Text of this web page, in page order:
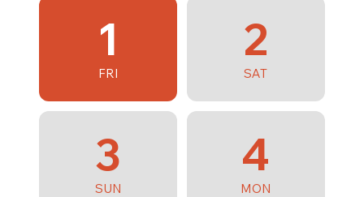
1
FRI
2
SAT
3
SUN
4
MON